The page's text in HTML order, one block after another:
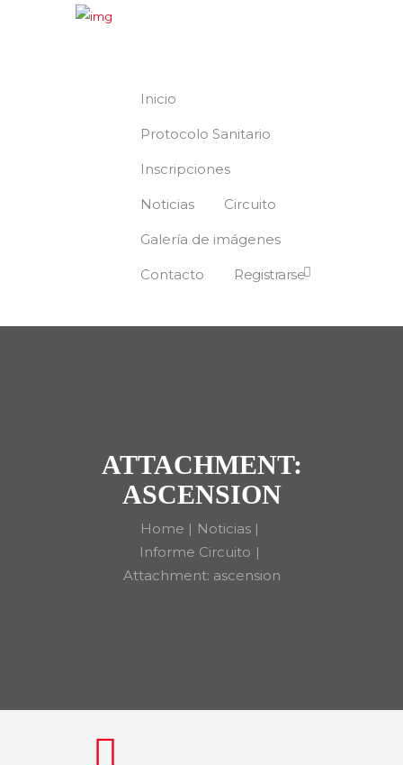
Inicio
Protocolo Sanitario
Inscripciones
Noticias Circuito
Galería de imágenes
Contacto Registrarse
ATTACHMENT:
ASCENSION
Home
Noticias
Informe Circuito
Attachment: ascension